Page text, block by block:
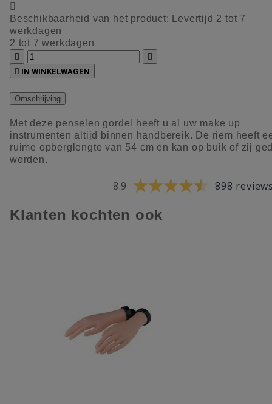

Beschikbaarheid van het product:
Levertijd 2 tot 7
werkdagen
2 tot 7 werkdagen


 IN WINKELWAGEN
Omschrijving
Met deze penselen gordel heeft u al uw make up
instrumenten altijd binnen handbereik. De riem heeft
ruime opberglengte van 54 cm en kan op buik of zij
worden.
8.9 898
Klanten kochten ook